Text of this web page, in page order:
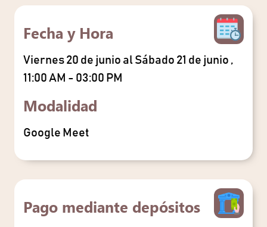
Fecha y Hora
Viernes 20 de junio al Sábado 21 de junio ,
11:00 AM - 03:00 PM
Modalidad
Google Meet
Pago mediante depósitos